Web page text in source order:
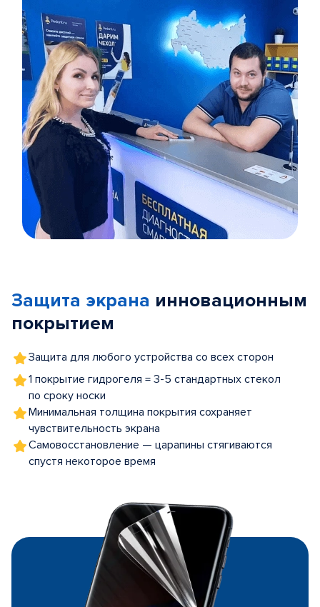
5
Защита экрана инновационным
покрытием
Защита для любого устройства со всех сторон
1 покрытие гидрогеля = 3-5 стандартных стекол
по сроку носки
Минимальная толщина покрытия сохраняет
чувствительность экрана
Самовосстановление — царапины стягиваются
спустя некоторое время